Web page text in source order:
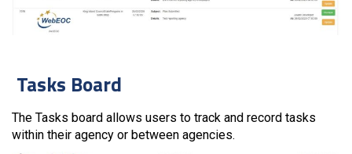
Tasks Board
The Tasks board allows users to track and record tasks
within their agency or between agencies.